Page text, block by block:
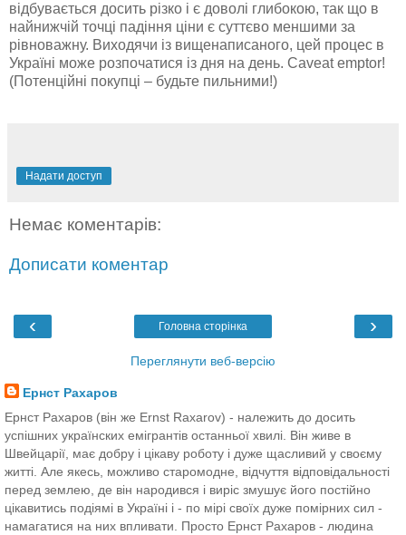
відбувається досить різко і є доволі глибокою, так що в
найнижчій точці падіння ціни є суттєво меншими за
рівноважну. Виходячи із вищенаписаного, цей процес в
Україні може розпочатися із дня на день. Caveat emptor!
(Потенційні покупці – будьте пильними!)
Надати доступ
Немає коментарів:
Дописати коментар
‹ ›
Головна сторінка
Переглянути веб-версію
Ернст Рахаров
Ернст Рахаров (він же Ernst Raxarov) - належить до досить
успішних українских емігрантів останньої хвилі. Він живе в
Швейцарії, має добру і цікаву роботу і дуже щасливий у своєму
житті. Але якесь, можливо старомодне, відчуття відповідальності
перед землею, де він народився і виріс змушує його постійно
цікавитись подіямі в Україні і - по мірі своїх дуже помірних сил -
намагатися на них впливати. Просто Ернст Рахаров - людина